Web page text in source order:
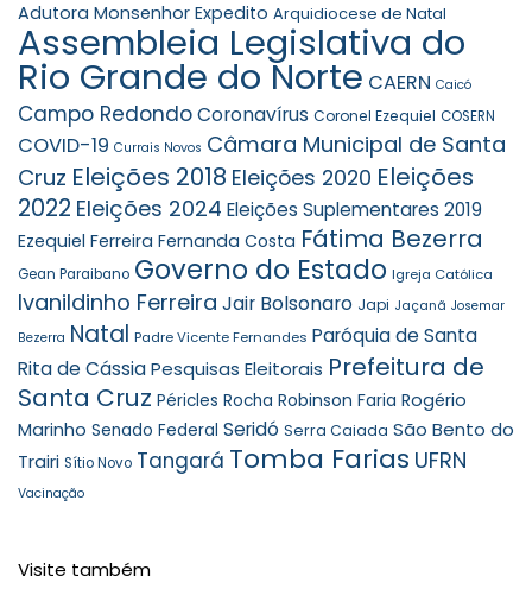
Adutora Monsenhor Expedito Arquidiocese de Natal
Assembleia Legislativa do
Rio Grande do Norte CAERN Caicó
Campo RedondoCoronavírus Coronel Ezequiel COSERN
COVID-19 Currais Novos Câmara Municipal de Santa
Cruz Eleições 2018 Eleições 2020 Eleições
2022 Eleições 2024 Eleições Suplementares 2019
Ezequiel Ferreira Fernanda Costa Fátima Bezerra
Gean Paraibano Governo do Estado Igreja Católica
Ivanildinho Ferreira Jair Bolsonaro Japi Jaçanã Josemar
Bezerra Natal Padre Vicente Fernandes Paróquia de Santa
Rita de CássiaPesquisas Eleitorais Prefeitura de
Santa Cruz Péricles Rocha Robinson Faria Rogério
Marinho Senado Federal Seridó Serra Caiada São Bento do
Trairi Sítio Novo Tangará Tomba Farias UFRN
Vacinação
Visite também